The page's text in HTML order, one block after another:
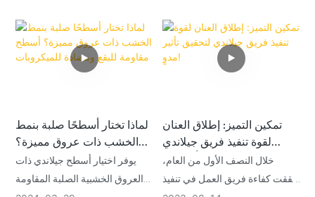
والمهندسين المعماريين. وتُظهر
تطبيقاتها في مختلف المساحات
ليس فقط قابليتها للتكيف، بل أيضاً
قدرتها على تحسين الشكل
أسطح جيلاندي الصلبة منارةً
للإبداع، تُتيح إمكانياتٍ لا حدود لها
لمن يسعون إلى الارتقاء
بالمساحات من خلال تطبيقاتٍ
لماذا تختار أسطحًا صلبة بنمط
الخشب ذات عروق مميزة؟
أسطح مقاومة للبقع ومضادة
للميكروبات
يوفر اختيار أسطح جيلاندي ذات
العروق الخشبية الصلبة المقاومة
تمكين التميز: إطلاق العنان
لقوة تنفيذ فريق جيلاندي
لتحقيق تأثير مدوٍ!
خلال النصف الأول من العام،
حققت كفاءة فريق العمل في تنفيذ